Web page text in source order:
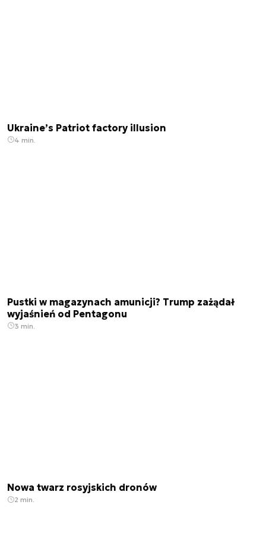
Ukraine’s Patriot factory illusion
4 min.
Pustki w magazynach amunicji? Trump zażądał
wyjaśnień od Pentagonu
3 min.
Nowa twarz rosyjskich dronów
2 min.